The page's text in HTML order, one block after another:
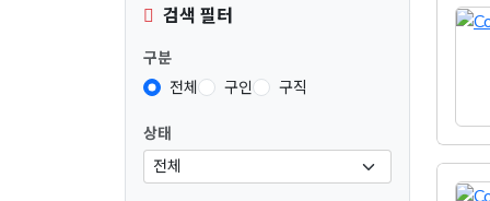
검색 필터
구분
전체
구인 구직
상태